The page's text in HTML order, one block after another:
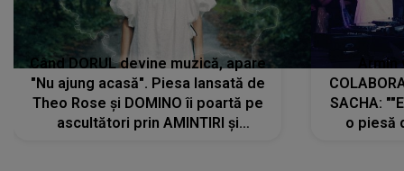
Când DORUL devine muzică, apare
"Nu ajung acasă". Piesa lansată de
Theo Rose și DOMINO îi poartă pe
ascultători prin AMINTIRI și
SACHA:
o piesă